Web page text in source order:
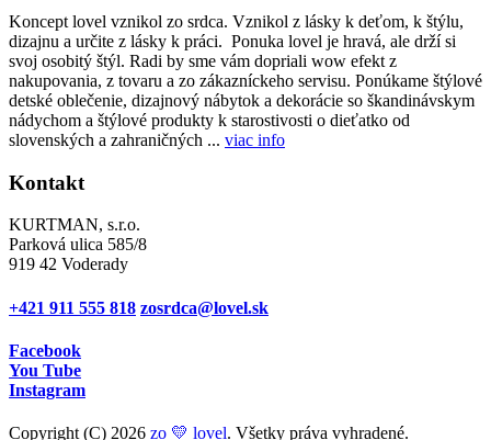
Koncept lovel vznikol zo srdca. Vznikol z lásky k deťom, k štýlu,
dizajnu a určite z lásky k práci. Ponuka lovel je hravá, ale drží si
svoj osobitý štýl. Radi by sme vám dopriali wow efekt z
nakupovania, z tovaru a zo zákazníckeho servisu. Ponúkame štýlové
detské oblečenie, dizajnový nábytok a dekorácie so škandinávskym
nádychom a štýlové produkty k starostivosti o dieťatko od
slovenských a zahraničných ... viac info
Kontakt
KURTMAN, s.r.o.
Parková ulica 585/8
919 42 Voderady
+421 911 555 818 zosrdca@lovel.sk
Facebook
You Tube
Instagram
Copyright (C) 2026 zo 💛 lovel. Všetky práva vyhradené.